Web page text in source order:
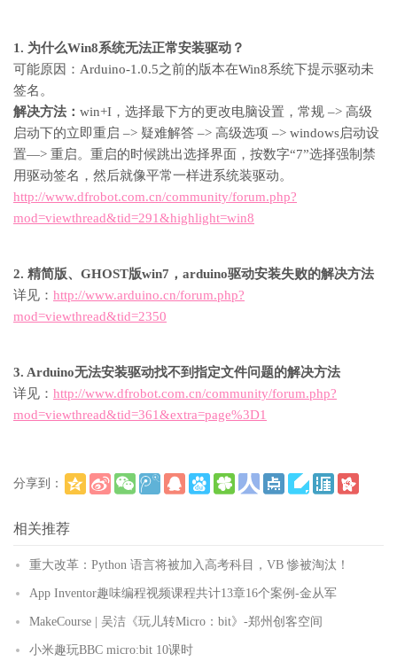
1. 为什么Win8系统无法正常安装驱动？
可能原因：Arduino-1.0.5之前的版本在Win8系统下提示驱动未
签名。
解决方法： win+I，选择最下方的更改电脑设置，常规 –> 高级
启动下的立即重启 –> 疑难解答 –> 高级选项 –> windows启动设
置—> 重启。重启的时候跳出选择界面，按数字“7”选择强制禁
用驱动签名，然后就像平常一样进系统装驱动。
http://www.dfrobot.com.cn/community/forum.php?
mod=viewthread&tid=291&highlight=win8
2. 精简版、GHOST版win7，arduino驱动安装失败的解决方法
详见： http://www.arduino.cn/forum.php?
mod=viewthread&tid=2350
3. Arduino无法安装驱动找不到指定文件问题的解决方法
详见： http://www.dfrobot.com.cn/community/forum.php?
mod=viewthread&tid=361&extra=page%3D1
分享到：
相关推荐
重大改革：Python 语言将被加入高考科目，VB 惨被淘汰！
App Inventor趣味编程视频课程共计13章16个案例-金从军
MakeCourse | 吴洁《玩儿转Micro：bit》-郑州创客空间
小米趣玩BBC micro:bit 10课时